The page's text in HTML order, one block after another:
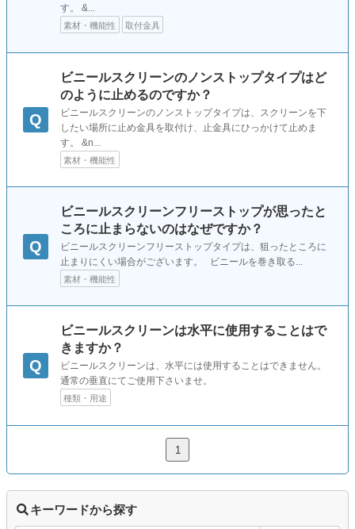
す。 &...
素材・機能性 取付金具
Q
ビニールスクリーンのノンストップタイプはど
のように止めるのですか？
ビニールスクリーンのノンストップタイプは、スクリーンを下
したい場所に止め金具を取付け、止金具にひっかけて止めま
す。 &n...
素材・機能性
Q
ビニールスクリーンフリーストップが思ったと
ころに止まらないのはなぜですか？
ビニールスクリーンフリーストップタイプは、狙ったところに
止まりにくい場合がございます。 ビニールを巻き取る...
素材・機能性
Q
ビニールスクリーンは水平に使用することはで
きますか？
ビニールスクリーンは、水平には使用することはできません。
通常の垂直にてご使用下さいませ。
種類・用途
1
キーワードから探す